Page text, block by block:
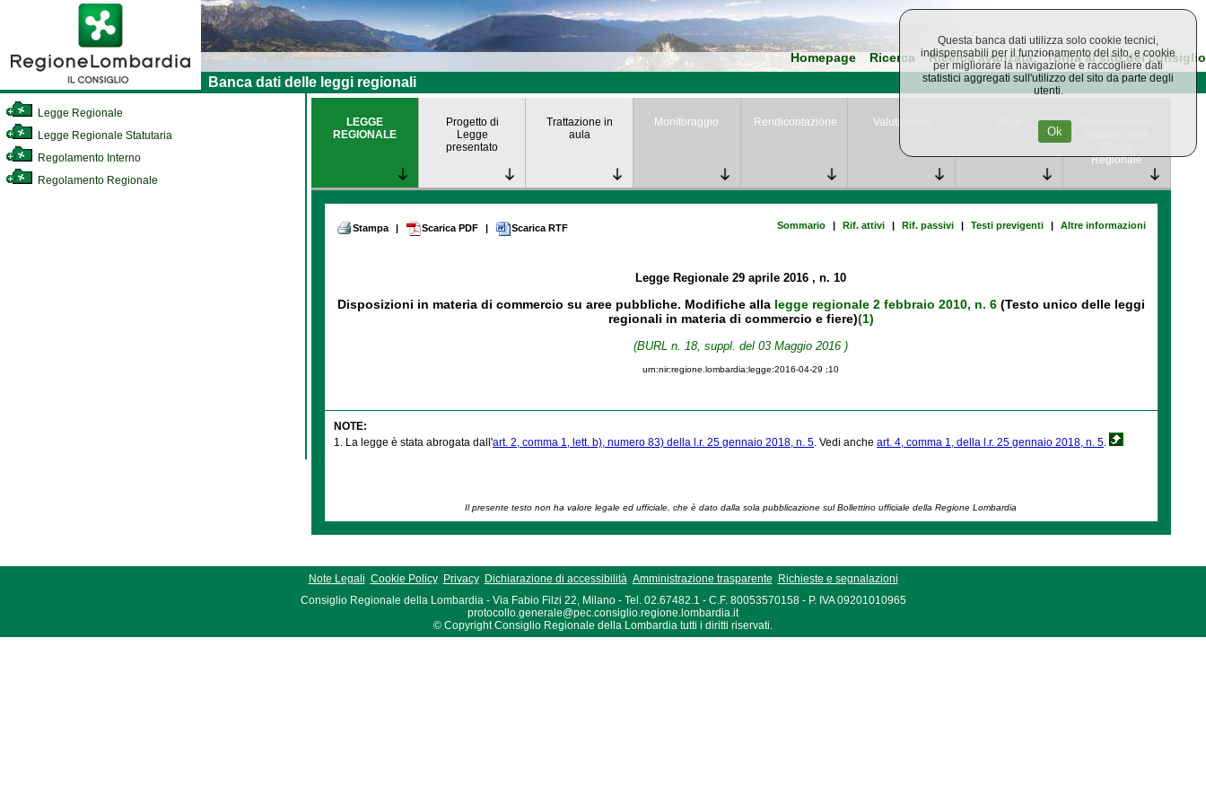
Homepage Ricerca Ricerca avanzata Torna al sito del consiglio
Banca dati delle leggi regionali
Legge Regionale
Legge Regionale Statutaria
Regolamento Interno
Regolamento Regionale
LEGGE
REGIONALE
Progetto di
Legge
presentato
Trattazione in
aula
Monitoraggio Rendicontazione Valutazione
Regionale
Stampa | Scarica PDF | Scarica RTF Sommario | Rif. attivi | Rif. passivi | Testi previgenti | Altre informazioni
Legge Regionale29 aprile 2016, n. 10
Disposizioni in materia di commercio su aree pubbliche. Modifiche alla legge regionale 2 febbraio 2010, n. 6(Testo unico delle leggi
regionali in materia di commercio e fiere)(1)
(BURL n. 18, suppl. del 03 Maggio 2016 )
urn:nir:regione.lombardia:legge:2016-04-29 ;10
NOTE:
1. La legge è stata abrogata dall'art. 2, comma 1, lett. b), numero 83) della l.r. 25 gennaio 2018, n. 5 . Vedi anche art. 4, comma 1, della l.r. 25 gennaio 2018, n. 5
Il presente testo non ha valore legale ed ufficiale, che è dato dalla sola pubblicazione sul Bollettino ufficiale della Regione Lombardia
Note Legali Cookie Policy Privacy Dichiarazione di accessibilità Amministrazione trasparente Richieste e segnalazioni
Consiglio Regionale della Lombardia - Via Fabio Filzi 22, Milano - Tel. 02.67482.1 - C.F. 80053570158 - P. IVA 09201010965
protocollo.generale@pec.consiglio.regione.lombardia.it
© Copyright Consiglio Regionale della Lombardia tutti i diritti riservati.
Questa banca dati utilizza solo cookie tecnici,
indispensabili per il funzionamento del sito, e cookie
per migliorare la navigazione e raccogliere dati
statistici aggregati sull'utilizzo del sito da parte degli
utenti.
Ok